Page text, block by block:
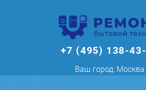
+7 (495) 138-
Ваш город: Москва